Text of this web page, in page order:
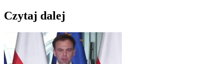
Czytaj dalej